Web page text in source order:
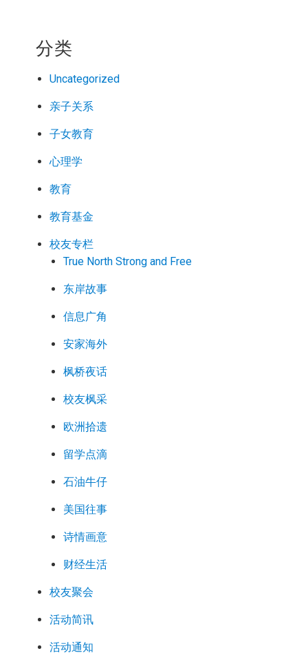
分类
Uncategorized
亲子关系
子女教育
心理学
教育
教育基金
校友专栏
True North Strong and Free
东岸故事
信息广角
安家海外
枫桥夜话
校友枫采
欧洲拾遗
留学点滴
石油牛仔
美国往事
诗情画意
财经生活
校友聚会
活动简讯
活动通知